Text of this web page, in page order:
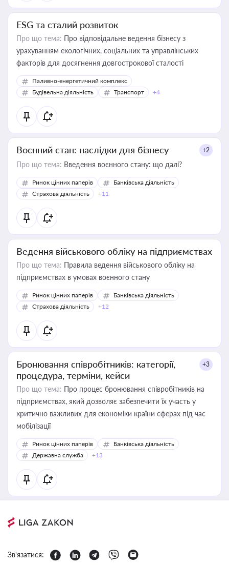
ESG та сталий розвиток
Про що тема: Про відповідальне ведення бізнесу з
урахуванням екологічних, соціальних та управлінських
факторів для досягнення довгострокової сталості
Паливно-енергетичний комплекс
Будівельна діяльність
Транспорт +4
Воєнний стан: наслідки для бізнесу +2
Про що тема: Введення воєнного стану: що далі?
Ринок цінних паперів
Банківська діяльність
Страхова діяльність
+11
Ведення військового обліку на підприємствах
Про що тема: Правила ведення військового обліку на
підприємствах в умовах воєнного стану
Ринок цінних паперів
Банківська діяльність
Страхова діяльність
+12
Бронювання співробітників: категорії,
процедура, терміни, кейси
+3
Про що тема: Про процес бронювання співробітників на
підприємствах, який дозволяє забезпечити їх участь у
критично важливих для економіки країни сферах під час
мобілізації
Ринок цінних паперів
Банківська діяльність
Державна служба
+13
Зв'язатися: